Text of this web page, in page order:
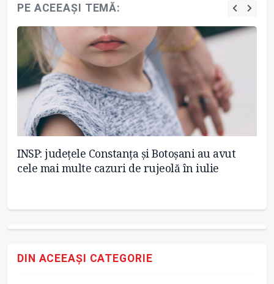
PE ACEEAȘI TEMĂ:
INSP: județele Constanța și Botoșani au avut
cele mai multe cazuri de rujeolă în iulie
DIN ACEEAȘI CATEGORIE